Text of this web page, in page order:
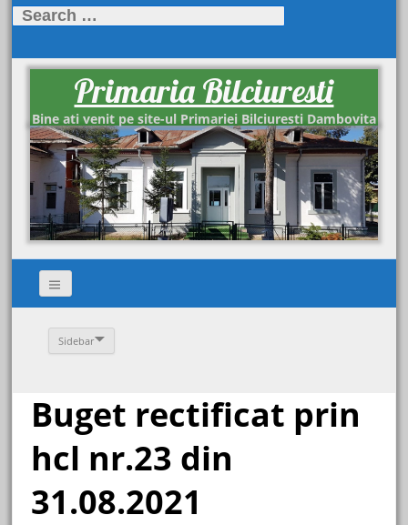
Search
Primaria Bilciuresti
Bine ati venit pe site-ul Primariei Bilciuresti Dambovita
Sidebar
Buget rectificat prin
hcl nr.23 din
31.08.2021